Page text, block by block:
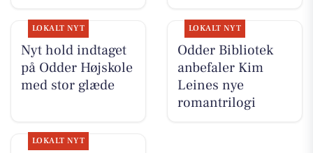
LOKALT NYT
Nyt hold indtaget
på Odder Højskole
med stor glæde
LOKALT NYT
Odder Bibliotek
anbefaler Kim
Leines nye
romantrilogi
LOKALT NYT